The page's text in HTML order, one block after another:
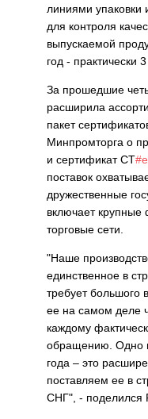
линиями упаковки
для контроля
выпускаемой
год - практически
За прошедшие
расширила
пакет
Минпромторга о
и сертификат СТ
поставок
дружественные
включает крупные
торговые сети.
"Наше
единственное в
требует
ее на самом деле
каждому
обращению. Одно
года – это
поставляем ее в
СНГ", - поделился